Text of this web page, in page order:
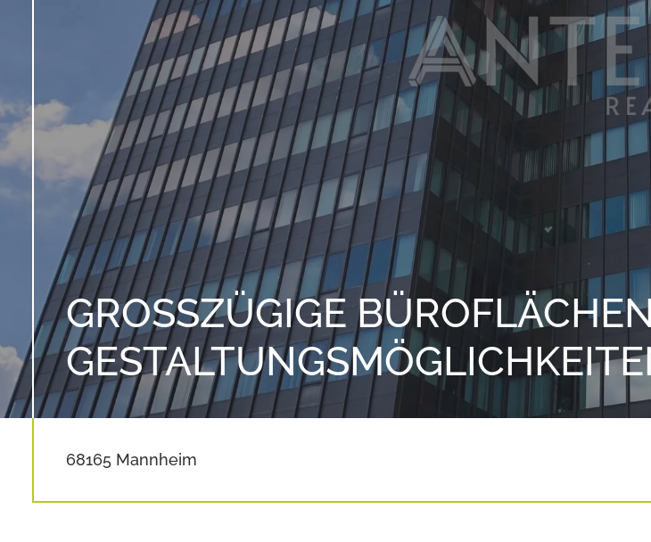
GROSSZÜGIGE BÜROFLÄCHEN
68165 Mannheim